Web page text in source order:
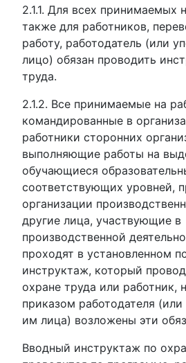
2.1.1. Для всех принимаемых
также для работников,
работу, работодатель (или
лицо) обязан проводить
труда.
2.1.2. Все принимаемые на
командированные в
работники сторонних
выполняющие работы на
обучающиеся
соответствующих уровней,
организации
другие лица, участвующие в
производственной
проходят в установленном
инструктаж, который
охране труда или работник,
приказом работодателя
им лица) возложены эти
Вводный инструктаж по